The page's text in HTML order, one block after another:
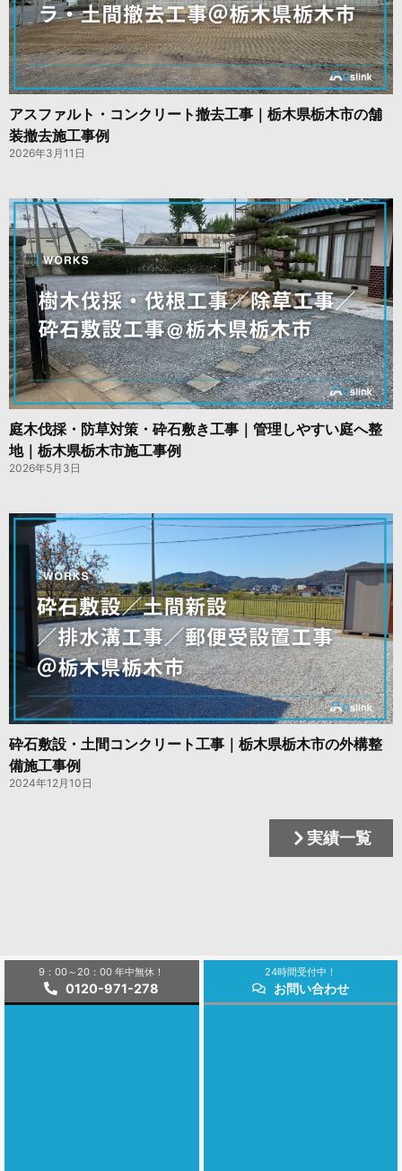
アスファルト・コンクリート撤去工事｜栃木県栃木市の舗
装撤去施工事例
2026年3月11日
庭木伐採・防草対策・砕石敷き工事｜管理しやすい庭へ整
地｜栃木県栃木市施工事例
2026年5月3日
砕石敷設・土間コンクリート工事｜栃木県栃木市の外構整
備施工事例
2024年12月10日
実績一覧
9：00～20：00 年中無休！
0120-971-278
24時間受付中！
お問い合わせ